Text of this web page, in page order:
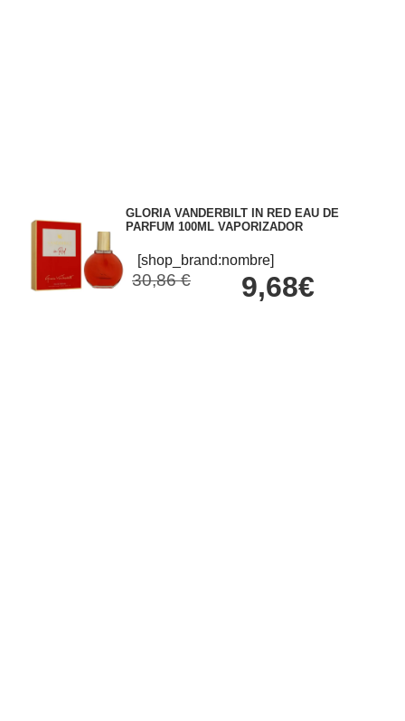
GLORIA VANDERBILT IN RED EAU DE
PARFUM 100ML VAPORIZADOR
[shop_brand:nombre]
30,86 € 9,68€